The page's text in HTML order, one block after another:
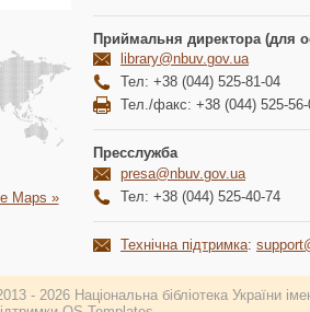
Maps »
Приймальня директора (для
library@nbuv.gov.ua
Тел: +38 (044) 525-81-04
Тел./факс: +38 (044) 525-56-
Пресслужба
presa@nbuv.gov.ua
Тел: +38 (044) 525-40-74
Технічна підтримка:
- 2026 Національна бібліотека України